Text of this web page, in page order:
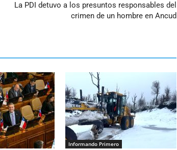
La PDI detuvo a los presuntos responsables del
crimen de un hombre en Ancud
Informando Primero